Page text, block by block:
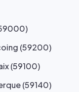
(59200)
(59100)
(59140)